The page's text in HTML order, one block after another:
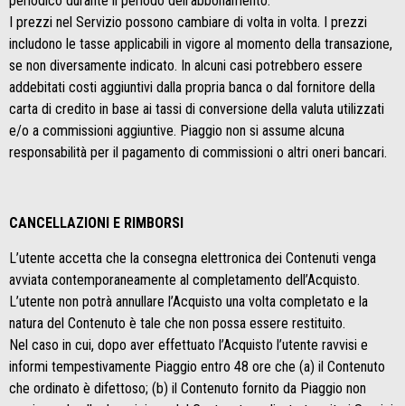
I prezzi nel Servizio possono cambiare di volta in volta. I prezzi
includono le tasse applicabili in vigore al momento della transazione,
se non diversamente indicato. In alcuni casi potrebbero essere
addebitati costi aggiuntivi dalla propria banca o dal fornitore della
carta di credito in base ai tassi di conversione della valuta utilizzati
e/o a commissioni aggiuntive. Piaggio non si assume alcuna
responsabilità per il pagamento di commissioni o altri oneri bancari.
CANCELLAZIONI E RIMBORSI
L’utente accetta che la consegna elettronica dei Contenuti venga
avviata contemporaneamente al completamento dell’Acquisto.
L’utente non potrà annullare l’Acquisto una volta completato e la
natura del Contenuto è tale che non possa essere restituito.
Nel caso in cui, dopo aver effettuato l’Acquisto l’utente ravvisi e
informi tempestivamente Piaggio entro 48 ore che (a) il Contenuto
che ordinato è difettoso; (b) il Contenuto fornito da Piaggio non